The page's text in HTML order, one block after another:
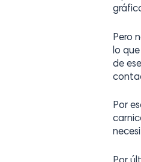
Pero
lo
de
Por